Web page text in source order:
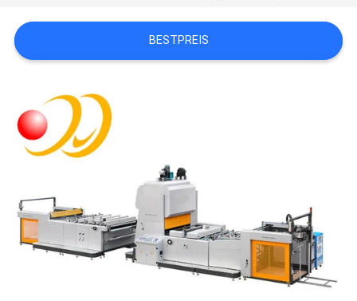
SIE EIN
ZITAT
SITEMAP
PRIVACY
POLICY
BESTPREIS